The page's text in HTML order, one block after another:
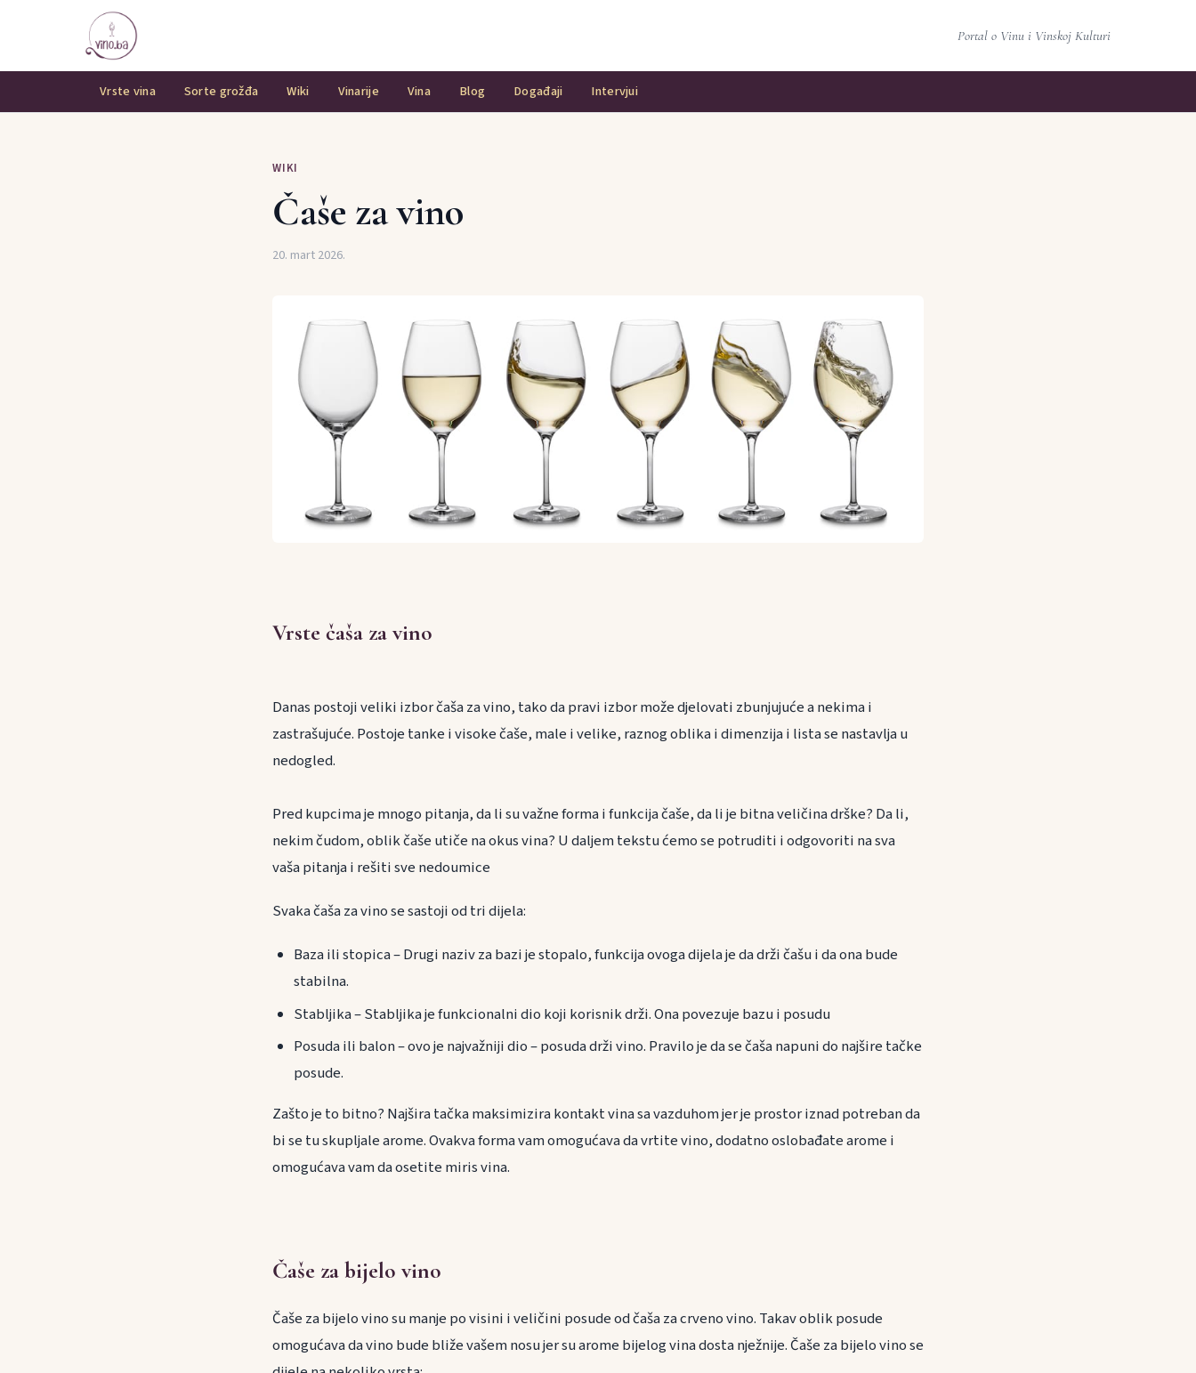
Portal o Vinu i Vinskoj Kulturi
Vrste vina Sorte grožđa Wiki Vinarije Vina Blog Događaji Intervjui
WIKI
Čaše za vino
20. mart 2026.
Vrste čaša za vino
Danas postoji veliki izbor čaša za vino, tako da pravi izbor može djelovati zbunjujuće a nekima i
zastrašujuće. Postoje tanke i visoke čaše, male i velike, raznog oblika i dimenzija i lista se nastavlja u
nedogled.
Pred kupcima je mnogo pitanja, da li su važne forma i funkcija čaše, da li je bitna veličina drške? Da li,
nekim čudom, oblik čaše utiče na okus vina? U daljem tekstu ćemo se potruditi i odgovoriti na sva
vaša pitanja i rešiti sve nedoumice
Svaka čaša za vino se sastoji od tri dijela:
Baza ili stopica – Drugi naziv za bazi je stopalo, funkcija ovoga dijela je da drži čašu i da ona bude
stabilna.
Stabljika – Stabljika je funkcionalni dio koji korisnik drži. Ona povezuje bazu i posudu
Posuda ili balon – ovo je najvažniji dio – posuda drži vino. Pravilo je da se čaša napuni do najšire tačke
posude.
Zašto je to bitno? Najšira tačka maksimizira kontakt vina sa vazduhom jer je prostor iznad potreban da
bi se tu skupljale arome. Ovakva forma vam omogućava da vrtite vino, dodatno oslobađate arome i
omogućava vam da osetite miris vina.
Čaše za bijelo vino
Čaše za bijelo vino su manje po visini i veličini posude od čaša za crveno vino. Takav oblik posude
omogućava da vino bude bliže vašem nosu jer su arome bijelog vina dosta nježnije. Čaše za bijelo vino se